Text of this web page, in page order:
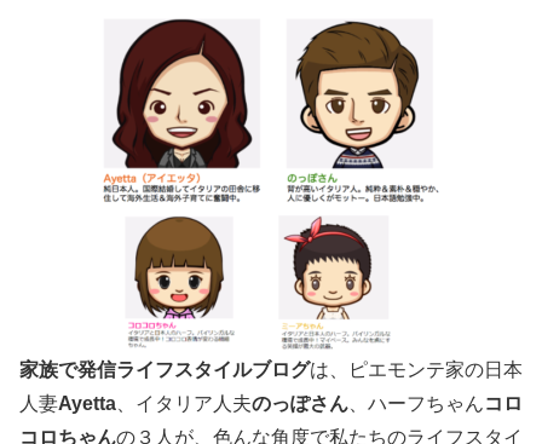
家族で発信ライフスタイルブログは、ピエモンテ家の日本
人妻Ayetta 、イタリア人夫のっぽさん 、ハーフちゃんコロ
コロちゃんの３人が、色んな角度で私たちのライフスタイ